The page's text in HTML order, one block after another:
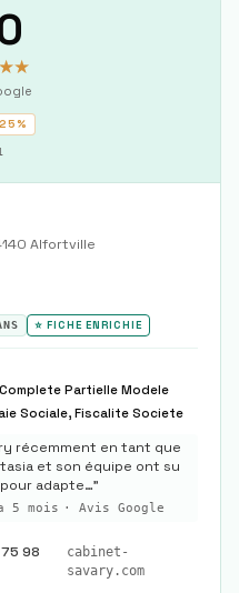
25%
Alfortville
⭐ FICHE ENRICHIE
Partielle Modele
Sociale, Fiscalite Societe
récemment en tant que
et son équipe ont su
adapte…"
mois · Avis Google
98
cabinet-
savary.com